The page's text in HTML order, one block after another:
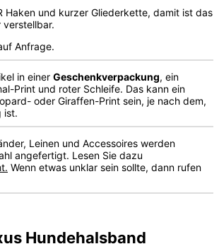
Haken und kurzer Gliederkette, damit ist das
Anfrage.
in einer Geschenkverpackung, ein
Print und roter Schleife. Das kann ein
oder Giraffen-Print sein, je nach dem,
ist.
Leinen und Accessoires werden
angefertigt. Lesen Sie dazu
Wenn etwas unklar sein sollte, dann rufen
Hundehalsband